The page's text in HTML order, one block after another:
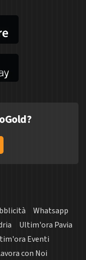
Whatsapp
Ultim'ora Pavia
Eventi
con Noi